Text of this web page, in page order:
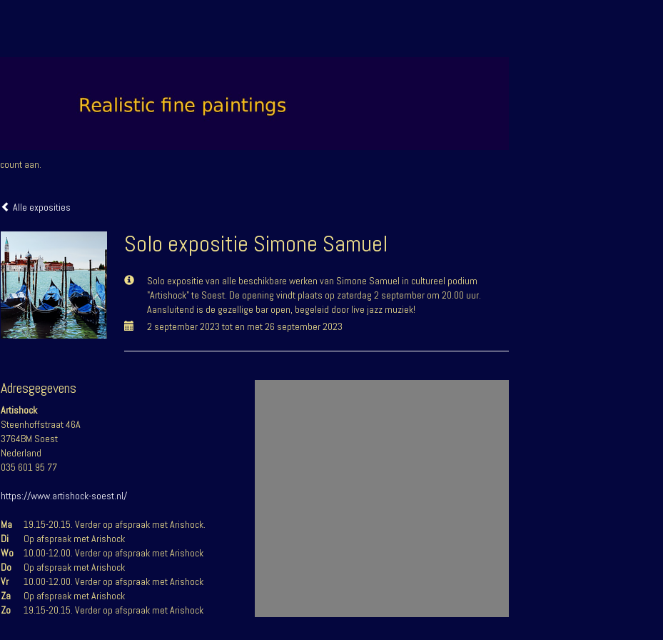
aan.
Alle exposities
Solo expositie Simone Samuel
Solo expositie van alle beschikbare werken van Simone Samuel in cultureel podium
"Artishock" te Soest. De opening vindt plaats op zaterdag 2 september om 20.00 uur.
Aansluitend is de gezellige bar open, begeleid door live jazz muziek!
2 september 2023 tot en met 26 september 2023
Adresgegevens
Artishock
Steenhoffstraat 46A
3764BM Soest
Nederland
035 601 95 77
https://www.artishock-soest.nl/
Ma
19.15-20.15. Verder op afspraak met Arishock.
Di
Op afspraak met Arishock
Wo
10.00-12.00. Verder op afspraak met Arishock
Do
Op afspraak met Arishock
Vr
10.00-12.00. Verder op afspraak met Arishock
Za
Op afspraak met Arishock
Zo
19.15-20.15. Verder op afspraak met Arishock